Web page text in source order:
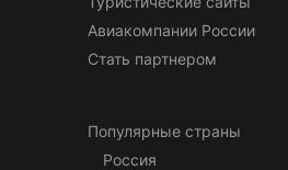
Авиакомпании России
Стать партнером
Популярные страны
Россия